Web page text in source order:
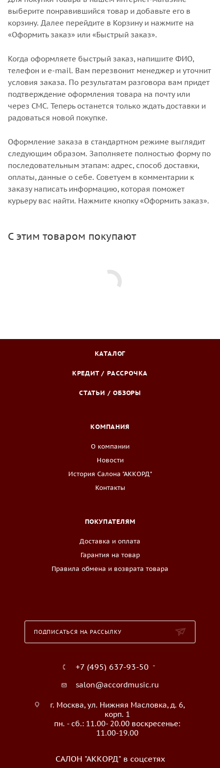
выберите понравившийся товар и добавьте его в
корзину. Далее перейдите в Корзину и нажмите на
«Оформить заказ» или «Быстрый заказ».
Когда оформляете быстрый заказ, напишите ФИО,
телефон и e-mail. Вам перезвонит менеджер и уточнит
условия заказа. По результатам разговора вам придет
подтверждение оформления товара на почту или
через СМС. Теперь останется только ждать доставки и
радоваться новой покупке.
Оформление заказа в стандартном режиме выглядит
следующим образом. Заполняете полностью форму по
последовательным этапам: адрес, способ доставки,
оплаты, данные о себе. Советуем в комментарии к
заказу написать информацию, которая поможет
курьеру вас найти. Нажмите кнопку «Оформить заказ».
С этим товаром покупают
КАТАЛОГ
КРЕДИТ / РАССРОЧКА
СТАТЬИ / ОБЗОРЫ
КОМПАНИЯ
О компании
Новости
История Салона "АККОРД"
Контакты
ПОКУПАТЕЛЯМ
Доставка и оплата
Гарантия на товар
Правила обмена и возврата товара
ПОДПИСАТЬСЯ НА РАССЫЛКУ
+7 (495) 637-93-50
salon@accordmusic.ru
г. Москва, ул. Нижняя Масловка, д. 6,
корп. 1
пн. - сб.: 11.00- 20.00 воскресенье:
11.00-19.00
САЛОН "АККОРД" в соцсетях